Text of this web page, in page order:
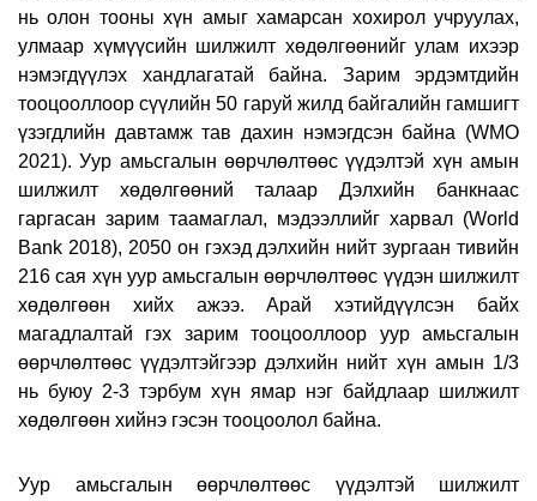
нь олон тооны хүн амыг хамарсан хохирол учруулах,
улмаар хүмүүсийн шилжилт хөдөлгөөнийг улам ихээр
нэмэгдүүлэх хандлагатай байна. Зарим эрдэмтдийн
тооцооллоор сүүлийн 50 гаруй жилд байгалийн гамшигт
үзэгдлийн давтамж тав дахин нэмэгдсэн байна (WMO
2021). Уур амьсгалын өөрчлөлтөөс үүдэлтэй хүн амын
шилжилт хөдөлгөөний талаар Дэлхийн банкнаас
гаргасан зарим таамаглал, мэдээллийг харвал (World
Bank 2018), 2050 он гэхэд дэлхийн нийт зургаан тивийн
216 сая хүн уур амьсгалын өөрчлөлтөөс үүдэн шилжилт
хөдөлгөөн хийх ажээ. Арай хэтийдүүлсэн байх
магадлалтай гэх зарим тооцооллоор уур амьсгалын
өөрчлөлтөөс үүдэлтэйгээр дэлхийн нийт хүн амын 1/3
нь буюу 2-3 тэрбум хүн ямар нэг байдлаар шилжилт
хөдөлгөөн хийнэ гэсэн тооцоолол байна.
Уур амьсгалын өөрчлөлтөөс үүдэлтэй шилжилт